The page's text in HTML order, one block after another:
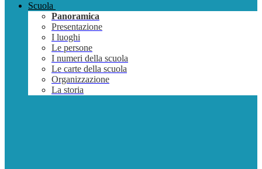
Scuola
Panoramica
Presentazione
I luoghi
Le persone
I numeri della scuola
Le carte della scuola
Organizzazione
La storia